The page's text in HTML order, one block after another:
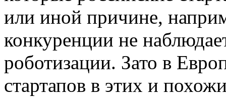
или иной причине,
конкуренции не
роботизации. Зато в
стартапов в этих и